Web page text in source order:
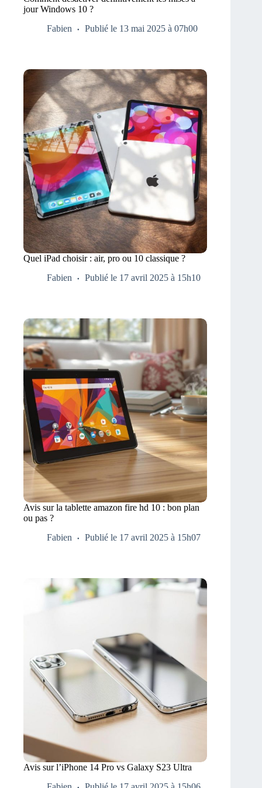
jour Windows 10 ?
Fabien
Publié le 13 mai 2025 à 07h00
Quel iPad choisir : air, pro ou 10 classique ?
Fabien
Publié le 17 avril 2025 à 15h10
Avis sur la tablette amazon fire hd 10 : bon plan
ou pas ?
Fabien
Publié le 17 avril 2025 à 15h07
Avis sur l’iPhone 14 Pro vs Galaxy S23 Ultra